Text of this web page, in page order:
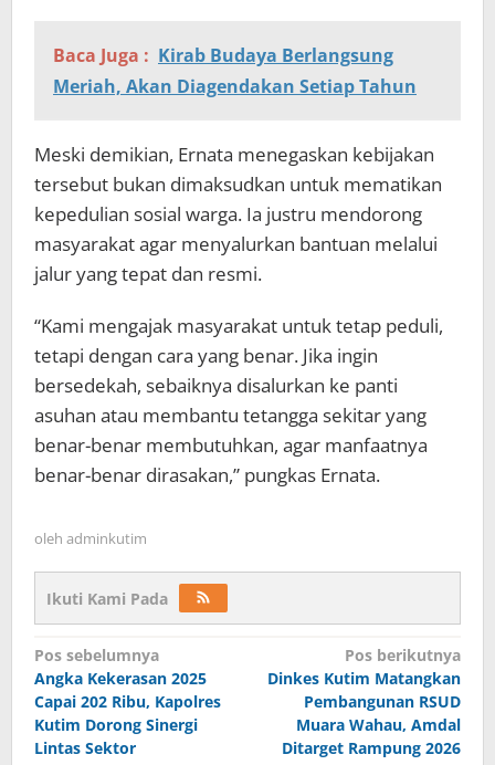
Baca Juga : Kirab Budaya Berlangsung
Meriah, Akan Diagendakan Setiap Tahun
Meski demikian, Ernata menegaskan kebijakan
tersebut bukan dimaksudkan untuk mematikan
kepedulian sosial warga. Ia justru mendorong
masyarakat agar menyalurkan bantuan melalui
jalur yang tepat dan resmi.
“Kami mengajak masyarakat untuk tetap peduli,
tetapi dengan cara yang benar. Jika ingin
bersedekah, sebaiknya disalurkan ke panti
asuhan atau membantu tetangga sekitar yang
benar-benar membutuhkan, agar manfaatnya
benar-benar dirasakan,” pungkas Ernata.
oleh adminkutim
Ikuti Kami Pada
Navigasi
pos
Pos sebelumnya
Angka Kekerasan 2025
Capai 202 Ribu, Kapolres
Kutim Dorong Sinergi
Lintas Sektor
Pos berikutnya
Dinkes Kutim Matangkan
Pembangunan RSUD
Muara Wahau, Amdal
Ditarget Rampung 2026